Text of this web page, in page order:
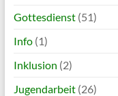
Gottesdienst(51)
Info(1)
Inklusion (2)
Jugendarbeit(26)